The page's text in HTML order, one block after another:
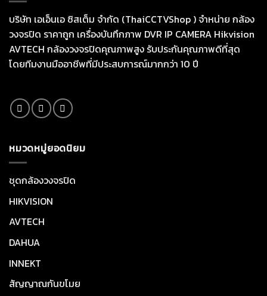
บริษัท เอเอ็นเอ ซิสเต็ม จำกัด (ThaiCCTVShop ) จำหน่าย กล้อง
วงจรปิด ราคาถูก เครื่องบันทึกภาพ DVR IP CAMERA Hikvision
AVTECH กล้องวงจรปิดคุณภาพสูง รับประกันคุณภาพดีที่สุด
โดยทีมงานมืออาชีพที่มีประสบการณ์มากกว่า 10 ปี
หมวดหมู่ยอดนิยม
ชุดกล้องวงจรปิด
HIKVISION
AVTECH
DAHUA
INNEKT
สัญญาณกันขโมย